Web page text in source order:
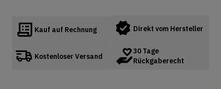
Kauf auf Rechnung
Kostenloser Versand
Direkt vom Hersteller
30 Tage
Rückgaberecht